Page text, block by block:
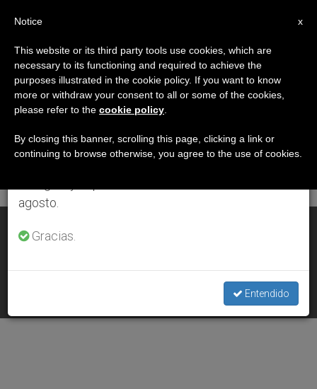
DÍA
Julio 26th, 2007
ÚLTIMAS NOTICIAS
JUL 26, 2007 00:00
×
Aviso importante
Del 27 de julio al 7 de agosto haremos la pausa
anual, aprovechando que en el periodo de verano
se generan menos informaciones y también el
agosto.
Gracias.
Entendido
x
Notice
This website or its third party tools use cookies, which are
necessary to its functioning and required to achieve the
purposes illustrated in the cookie policy. If you want to know
more or withdraw your consent to all or some of the cookies,
please refer to the cookie policy
By closing this banner, scrolling this page, clicking a link or
continuing to browse otherwise, you agree to the use of cookies.